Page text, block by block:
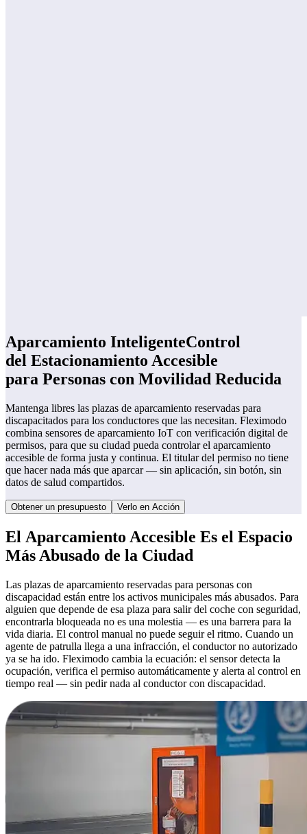
Aparcamiento InteligenteControl
del Estacionamiento Accesible
para Personas con Movilidad Reducida
Mantenga libres las plazas de aparcamiento reservadas para
discapacitados para los conductores que las necesitan. Fleximodo
combina sensores de aparcamiento IoT con verificación digital de
permisos, para que su ciudad pueda controlar el aparcamiento
accesible de forma justa y continua. El titular del permiso no tiene
que hacer nada más que aparcar — sin aplicación, sin botón, sin
datos de salud compartidos.
Obtener un presupuesto Verlo en Acción
El Aparcamiento Accesible Es el Espacio
Más Abusado de la Ciudad
Las plazas de aparcamiento reservadas para personas con
discapacidad están entre los activos municipales más abusados. Para
alguien que depende de esa plaza para salir del coche con seguridad,
encontrarla bloqueada no es una molestia — es una barrera para la
vida diaria. El control manual no puede seguir el ritmo. Cuando un
agente de patrulla llega a una infracción, el conductor no autorizado
ya se ha ido. Fleximodo cambia la ecuación: el sensor detecta la
ocupación, verifica el permiso automáticamente y alerta al control en
tiempo real — sin pedir nada al conductor con discapacidad.